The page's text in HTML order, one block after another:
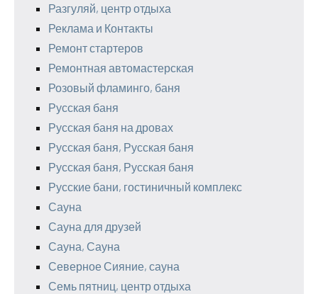
Разгуляй, центр отдыха
Реклама и Контакты
Ремонт стартеров
Ремонтная автомастерская
Розовый фламинго, баня
Русская баня
Русская баня на дровах
Русская баня, Русская баня
Русская баня, Русская баня
Русские бани, гостиничный комплекс
Сауна
Сауна для друзей
Сауна, Сауна
Северное Сияние, сауна
Семь пятниц, центр отдыха